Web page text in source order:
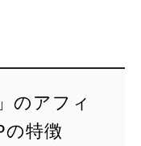
のアフィ
の特徴